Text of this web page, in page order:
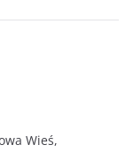
Wieś,